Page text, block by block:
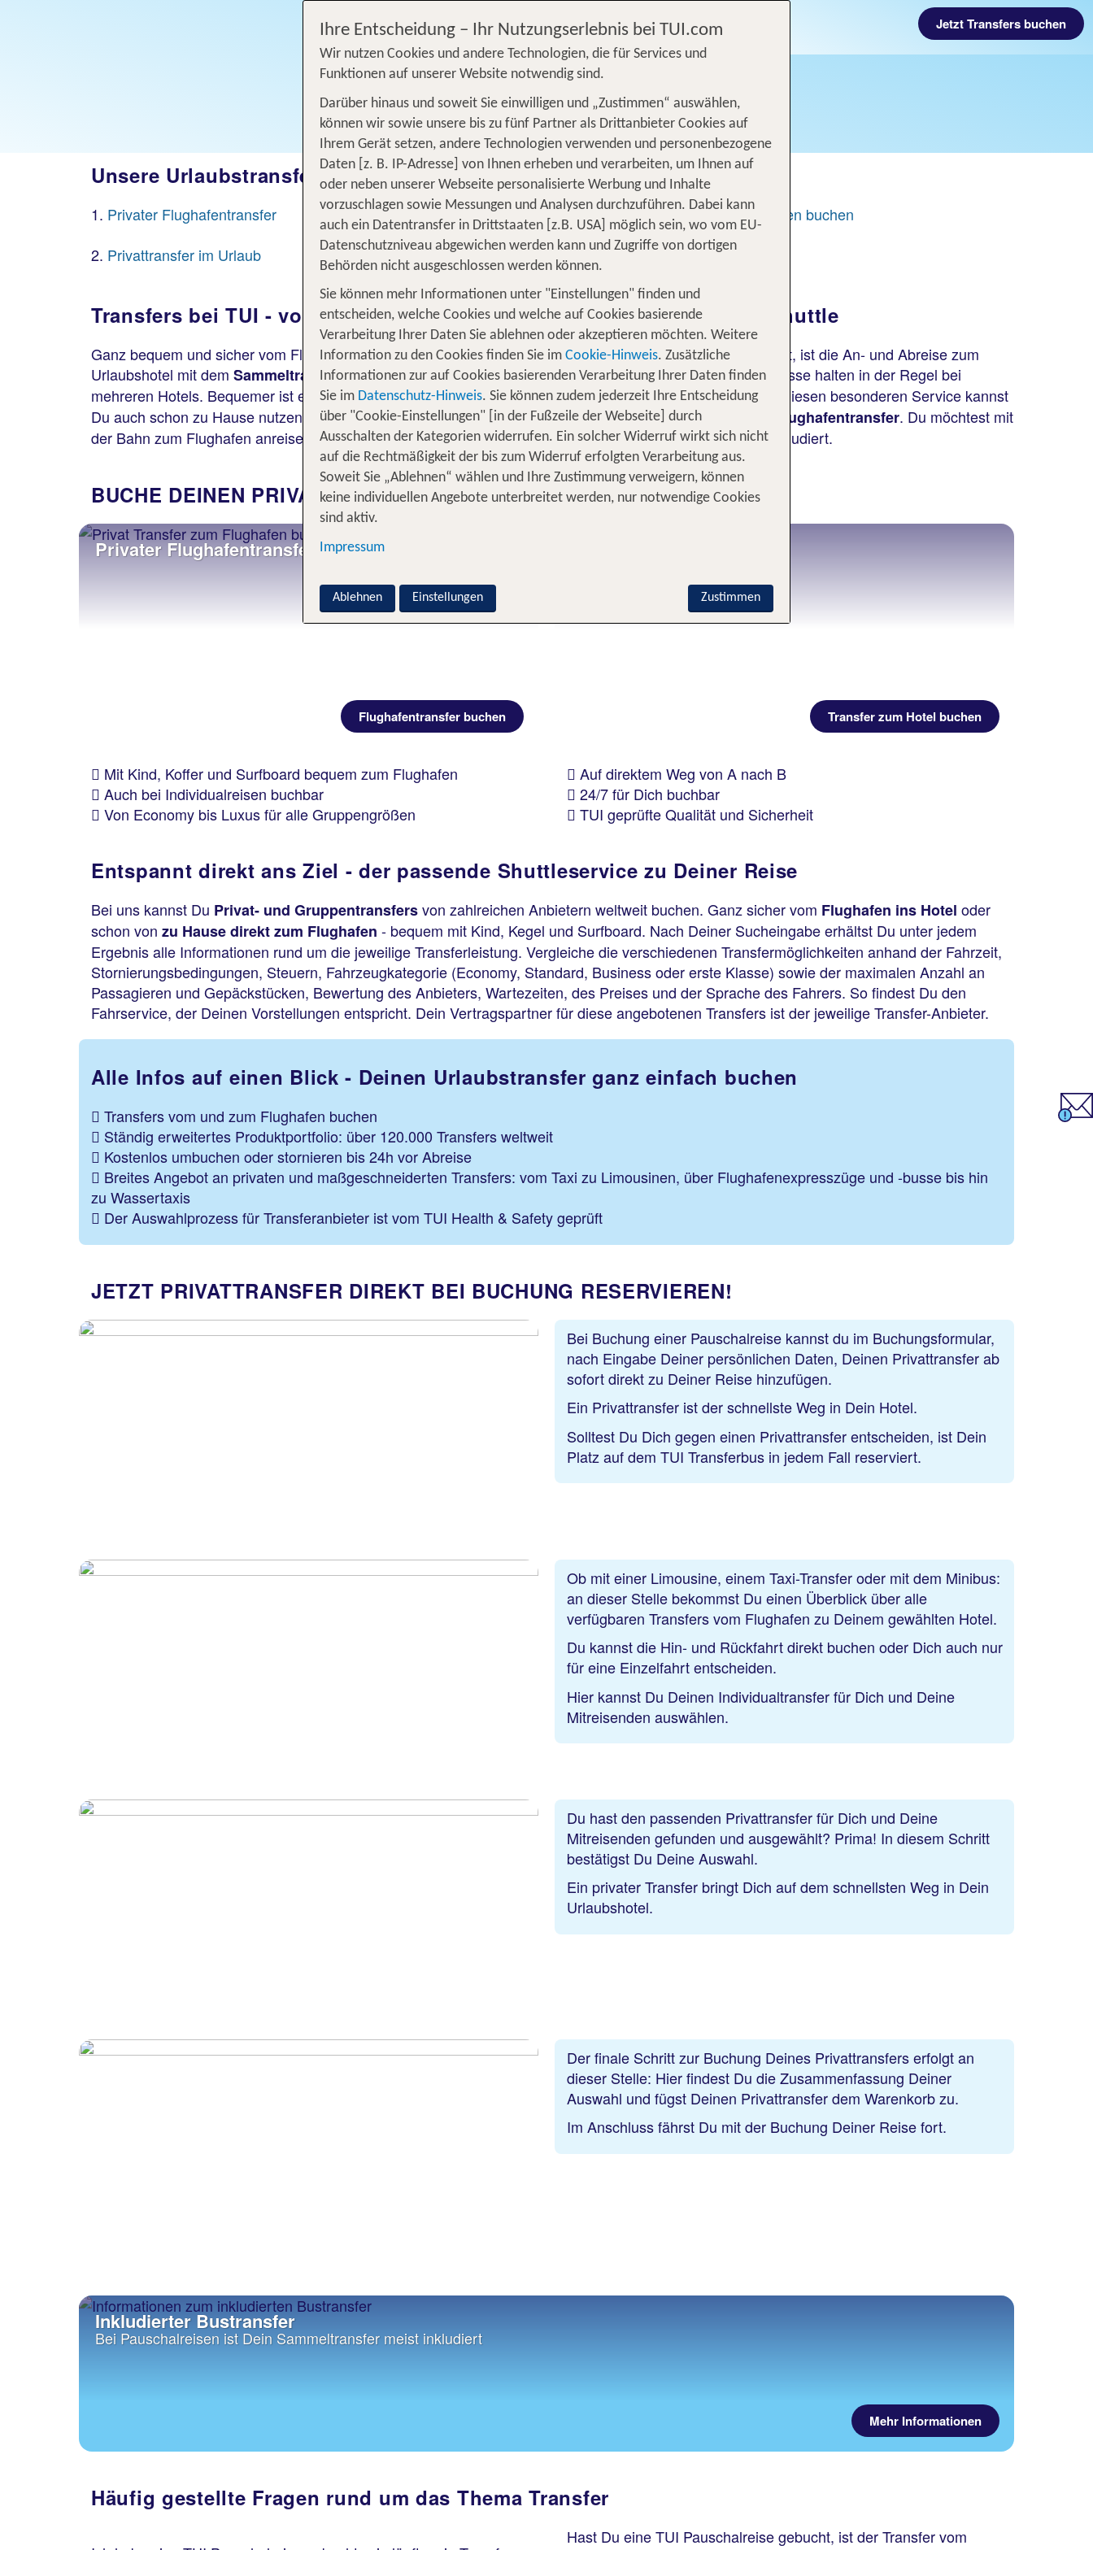
Jetzt Transfers buchen
Unsere Urlaubstransfers im Überblick:
Privater Flughafentransfer
Privattransfer im Urlaub
Privattransfer bei TUI Pauschalreisen
Inkludierter Bustransfer
Mietwagen buchen
FAQ
Transfers bei TUI - von Privattransfer über Bahntickets bis Flughafenshuttle
Ganz bequem und sicher vom Flughafen ins Hotel: Bei vielen Pauschalreisen, die Du bei TUI buchen kannst, ist die An- und Abreise zum
Urlaubshotel mit dem Sammeltransferim Bus schon inklusive. Die Transferzeit kann variieren, denn die Busse halten in der Regel bei
mehreren Hotels. Bequemer ist einPrivattransfer, der Dich vom Flughafen direkt zu Deinem Hotel bringt. Diesen besonderen Service kannst
Du auch schon zu Hause nutzen. Mit gepackten Koffern entspannt von zu Hause zum Flughafen mit dem
Flughafentransfer. Du möchtest mit
der Bahn zum Flughafen anreisen? Kein Problem - DasZug zum Flug Ticket ist bei TUI Pauschalreisen inkludiert.
BUCHE DEINEN PRIVATEN URLAUBSTRANSFER
Privater Flughafentransfer
Flughafentransfer buchen
Mit Kind, Koffer und Surfboard bequem zum Flughafen
Auch bei Individualreisen buchbar
Von Economy bis Luxus für alle Gruppengrößen
Transfer zum Hotel buchen
Auf direktem Weg von A nach B
24/7 für Dich buchbar
TUI geprüfte Qualität und Sicherheit
Entspannt direkt ans Ziel - der passende Shuttleservice zu Deiner Reise
Bei uns kannst Du Privat- und Gruppentransfersvon zahlreichen Anbietern weltweit buchen. Ganz sicher vom Flughafen ins Hotel oder
schon von zu Hause direkt zum Flughafen - bequem mit Kind, Kegel und Surfboard. Nach Deiner Sucheingabe erhältst Du unter jedem
Ergebnis alle Informationen rund um die jeweilige Transferleistung. Vergleiche die verschiedenen Transfermöglichkeiten anhand der Fahrzeit,
Stornierungsbedingungen, Steuern, Fahrzeugkategorie (Economy, Standard, Business oder erste Klasse) sowie der maximalen Anzahl an
Passagieren und Gepäckstücken, Bewertung des Anbieters, Wartezeiten, des Preises und der Sprache des Fahrers. So findest Du den
Fahrservice, der Deinen Vorstellungen entspricht. Dein Vertragspartner für diese angebotenen Transfers ist der jeweilige Transfer-Anbieter.
Alle Infos auf einen Blick - Deinen Urlaubstransfer ganz einfach buchen
Transfers vom und zum Flughafen buchen
Ständig erweitertes Produktportfolio: über 120.000 Transfers weltweit
Kostenlos umbuchen oder stornieren bis 24h vor Abreise
Breites Angebot an privaten und maßgeschneiderten Transfers: vom Taxi zu Limousinen, über Flughafenexpresszüge und -busse bis hin
zu Wassertaxis
Der Auswahlprozess für Transferanbieter ist vom TUI Health & Safety geprüft
JETZT PRIVATTRANSFER DIREKT BEI BUCHUNG RESERVIEREN!
Bei Buchung einer Pauschalreise kannst du im Buchungsformular,
nach Eingabe Deiner persönlichen Daten, Deinen Privattransfer ab
sofort direkt zu Deiner Reise hinzufügen.
Ein Privattransfer ist der schnellste Weg in Dein Hotel.
Solltest Du Dich gegen einen Privattransfer entscheiden, ist Dein
Platz auf dem TUI Transferbus in jedem Fall reserviert.
Ob mit einer Limousine, einem Taxi-Transfer oder mit dem Minibus:
an dieser Stelle bekommst Du einen Überblick über alle
verfügbaren Transfers vom Flughafen zu Deinem gewählten Hotel.
Du kannst die Hin- und Rückfahrt direkt buchen oder Dich auch nur
für eine Einzelfahrt entscheiden.
Hier kannst Du Deinen Individualtransfer für Dich und Deine
Mitreisenden auswählen.
Du hast den passenden Privattransfer für Dich und Deine
Mitreisenden gefunden und ausgewählt? Prima! In diesem Schritt
bestätigst Du Deine Auswahl.
Ein privater Transfer bringt Dich auf dem schnellsten Weg in Dein
Urlaubshotel.
Der finale Schritt zur Buchung Deines Privattransfers erfolgt an
dieser Stelle: Hier findest Du die Zusammenfassung Deiner
Auswahl und fügst Deinen Privattransfer dem Warenkorb zu.
Im Anschluss fährst Du mit der Buchung Deiner Reise fort.
Inkludierter Bustransfer
Bei Pauschalreisen ist Dein Sammeltransfer meist inkludiert
Mehr Informationen
Häufig gestellte Fragen rund um das Thema Transfer
Hast Du eine TUI Pauschalreise gebucht, ist der Transfer vom
Ihre Entscheidung – Ihr Nutzungserlebnis bei TUI.com
Wir nutzen Cookies und andere Technologien, die für Services und
Funktionen auf unserer Website notwendig sind.
Darüber hinaus und soweit Sie einwilligen und „Zustimmen“ auswählen,
können wir sowie unsere bis zu fünf Partner als Drittanbieter Cookies auf
Ihrem Gerät setzen, andere Technologien verwenden und personenbezogene
Daten [z. B. IP-Adresse] von Ihnen erheben und verarbeiten, um Ihnen auf
oder neben unserer Webseite personalisierte Werbung und Inhalte
vorzuschlagen sowie Messungen und Analysen durchzuführen. Dabei kann
auch ein Datentransfer in Drittstaaten [z.B. USA] möglich sein, wo vom EU-
Datenschutzniveau abgewichen werden kann und Zugriffe von dortigen
Behörden nicht ausgeschlossen werden können.
Sie können mehr Informationen unter "Einstellungen" finden und
entscheiden, welche Cookies und welche auf Cookies basierende
Verarbeitung Ihrer Daten Sie ablehnen oder akzeptieren möchten. Weitere
Information zu den Cookies finden Sie im Cookie-Hinweis. Zusätzliche
Informationen zur auf Cookies basierenden Verarbeitung Ihrer Daten finden
Sie im Datenschutz-Hinweis. Sie können zudem jederzeit Ihre Entscheidung
über "Cookie-Einstellungen" [in der Fußzeile der Webseite] durch
Ausschalten der Kategorien widerrufen. Ein solcher Widerruf wirkt sich nicht
auf die Rechtmäßigkeit der bis zum Widerruf erfolgten Verarbeitung aus.
Soweit Sie „Ablehnen“ wählen und Ihre Zustimmung verweigern, können
keine individuellen Angebote unterbreitet werden, nur notwendige Cookies
sind aktiv.
Impressum
Zustimmen
Ablehnen Einstellungen